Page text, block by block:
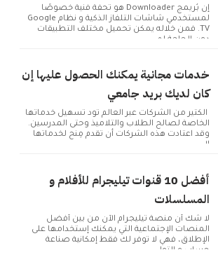
إن بُريمج Downloader هو تحفة فنية خصوصًا
لمستخدمي شاشات التلفاز الذكية و نظام Google
TV. فمن خلاله يمكن تحميل مختلف التطبيقات
دون الحاجة لم...
خدمات مجانية يمكنك الحصول عليها إن
كان لديك بريد جامعي
الكثير من الشركات عبر العالم تود تسهيل خدماتها
الخاصة لصالح الطلاب والتلاميذ وحتى المدرسين.
وقد اعتادت هذه الشركات أن تقدم مِنح لخدماتها
ال...
أفضل 10 قنوات تيليجرام للأفلام و
المسلسلات
لا شك أن منصة تيليجرام الآن من بين أفضل
المنصات الإجتماعية التي يمكنك إستخدامها على
الإطلاق، فهي لا توفر لك فقط إمكانية صناعة
حساب و التوا...